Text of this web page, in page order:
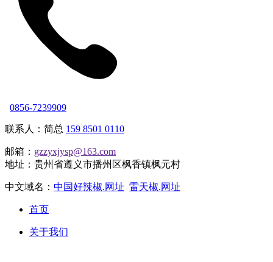
0856-7239909
联系人：简总 159 8501 0110
邮箱： gzzyxjysp@163.com
地址：贵州省遵义市播州区枫香镇枫元村
中文域名： 中国好辣椒.网址 雷天椒.网址
首页
关于我们